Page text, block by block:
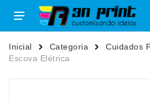
Inicial Categoria
Cuidados
Escova Elétrica